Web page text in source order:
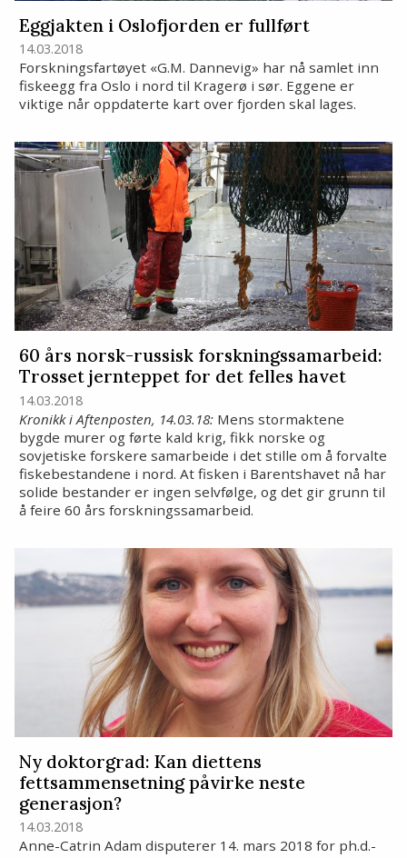
Eggjakten i Oslofjorden er fullført
14.03.2018
Forskningsfartøyet «G.M. Dannevig» har nå samlet inn
fiskeegg fra Oslo i nord til Kragerø i sør. Eggene er
viktige når oppdaterte kart over fjorden skal lages.
60 års norsk-russisk forskningssamarbeid:
Trosset jernteppet for det felles havet
14.03.2018
Kronikk i Aftenposten, 14.03.18: Mens stormaktene
bygde murer og førte kald krig, fikk norske og
sovjetiske forskere samarbeide i det stille om å forvalte
fiskebestandene i nord. At fisken i Barentshavet nå har
solide bestander er ingen selvfølge, og det gir grunn til
å feire 60 års forskningssamarbeid.
Ny doktorgrad: Kan diettens
fettsammensetning påvirke neste
generasjon?
14.03.2018
Anne-Catrin Adam disputerer 14. mars 2018 for ph.d.-